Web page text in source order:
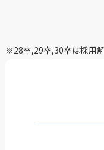
※28卒,29卒,30卒は採用